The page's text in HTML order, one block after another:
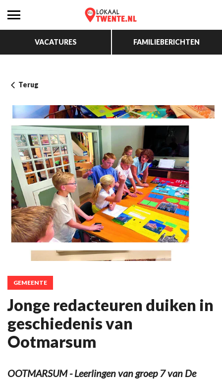
VACATURES FAMILIEBERICHTEN
Terug
GEMEENTE
Jonge redacteuren duiken in
geschiedenis van
Ootmarsum
OOTMARSUM - Leerlingen van groep 7 van De